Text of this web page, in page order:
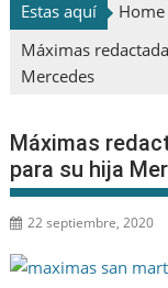
Estas aquí Home
Máximas
Mercedes
Máximas
para su hija
22 septiembre, 2020